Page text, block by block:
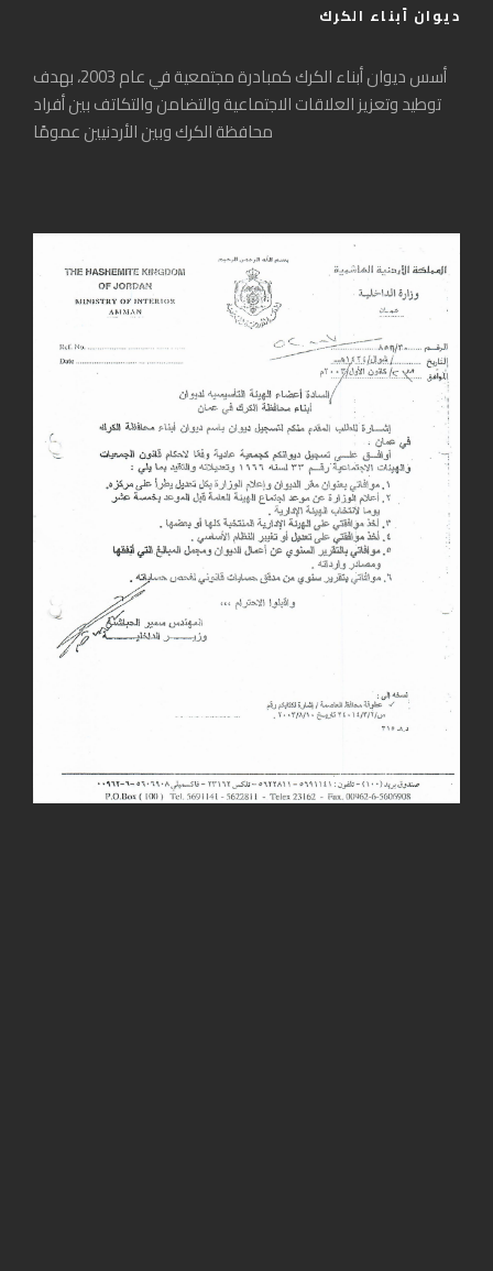
ديوان أبناء الكرك
أسس ديوان أبناء الكرك كمبادرة مجتمعية في عام 2003، بهدف
توطيد وتعزيز العلاقات الاجتماعية والتضامن والتكاتف بين أفراد
محافظة الكرك وبين الأردنيين عمومًا